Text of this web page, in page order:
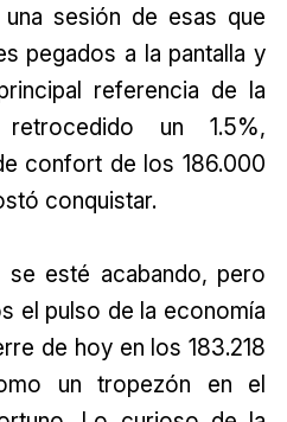
sesión de esas que
pegados a la pantalla y
referencia de la
un 1.5%,
confort de los 186.000
conquistar.
esté acabando, pero
el pulso de la economía
de hoy en los 183.218
un tropezón en el